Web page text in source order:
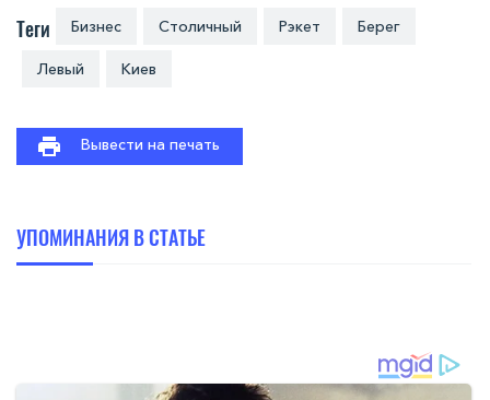
Теги Бизнес Столичный Рэкет Берег
Левый Киев
Вывести на печать
УПОМИНАНИЯ В СТАТЬЕ